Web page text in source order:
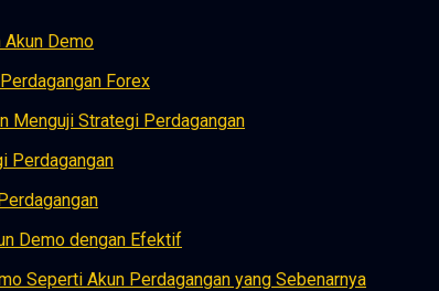
Akun Demo
Forex
Menguji Strategi Perdagangan
Perdagangan
Demo dengan Efektif
Seperti Akun Perdagangan yang Sebenarnya